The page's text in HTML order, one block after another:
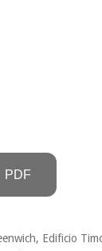
PDF
Edificio